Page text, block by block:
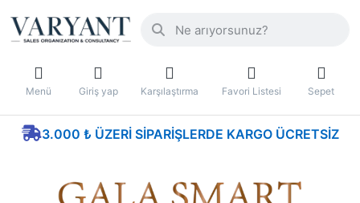
Menü Giriş yap Karşılaştırma Favori Listesi Sepet
3.000 ₺ ÜZERI SIPARIŞLERDE KARGO ÜCRETSIZ